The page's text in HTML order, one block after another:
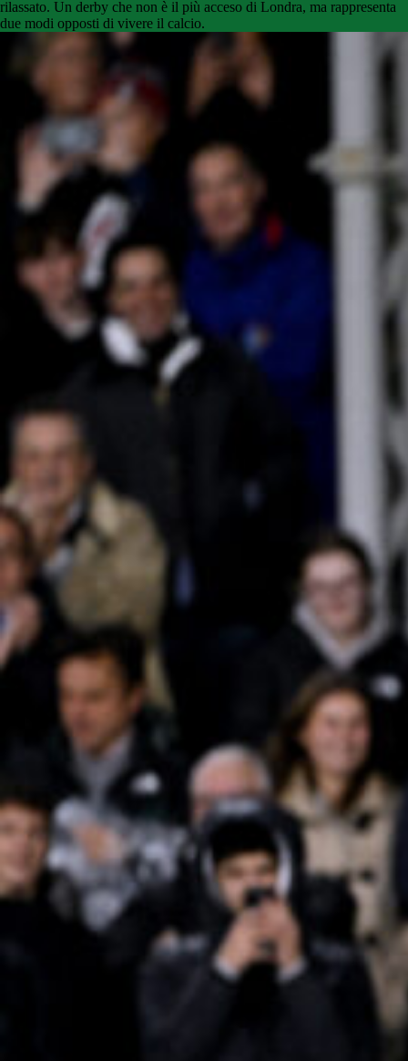
rilassato. Un derby che non è il più acceso di Londra, ma rappresenta
due modi opposti di vivere il calcio.